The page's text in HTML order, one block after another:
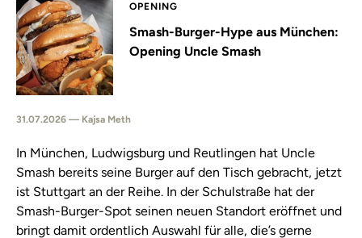
OPENING
Smash-Burger-Hype aus München:
Opening Uncle Smash
31.07.2026 — Kajsa Meth
In München, Ludwigsburg und Reutlingen hat Uncle
Smash bereits seine Burger auf den Tisch gebracht, jetzt
ist Stuttgart an der Reihe. In der Schulstraße hat der
Smash-Burger-Spot seinen neuen Standort eröffnet und
bringt damit ordentlich Auswahl für alle, die’s gerne